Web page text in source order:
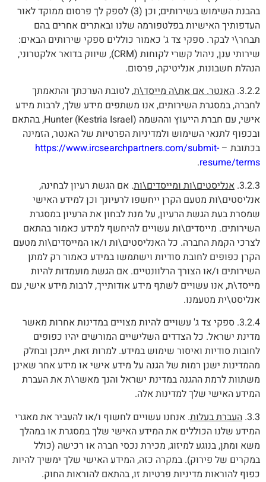
בהבנת השימוש בשירותים; וכן (3) לספק לך פרסום ממוקד לאור
העדפותיך האישיות בפלטפורמה שלנו ובאתרים אחרים בהם
תבחר\י לבקר. ספקי צד ג' כאמור כוללים ספקי שירותים הבאים:
שירותי ענן, ניהול קשרי לקוחות (CRM), שיווק בדואר אלקטרוני,
הנהלת חשבונות, אנליטיקה, פרסום.
3.2.2. האנטר. אם את\ה מייסד\ת, לטובת הערכתך והתאמתך
לחברה, במסגרת השירותים, אנו משתפים מידע שלך, לרבות מידע
אישי, עם חברת הייעוץ וההשמה Hunter (Kestria Israel), בהתאם
ובכפוף לתנאי השימוש ולמדיניות הפרטיות של האנטר, הזמינה
בכתובת – https://www.ircsearchpartners.com/submit-
resume/terms
.
3.2.3. אנליסטים\ות ומייסדים\ות. אם הגשת רעיון לבחינה,
אנליסטים\ות מטעם הקרן ייחשפו לרעיונך וכן למידע האישי
שמסרת בעת הגשת הרעיון, על מנת לבחון את הרעיון במסגרת
השירותים. מייסדים\ות עשויים להיחשף למידע כאמור בהתאם
לצרכי הקמת החברה. כל האנליסטים\ות ו/או המייסדים\ות מטעם
הקרן כפופים לחובת סודיות וישתמשו במידע כאמור רק למתן
השירותים ו/או הצורך הרלוונטיים. אם הגשת מועמדות להיות
מייסד\ת, אנו עשויים לשתף מידע אודותייך, לרבות מידע אישי, עם
אנליסט\ית מטעמנו.
3.2.4. ספקי צד ג' עשויים להיות מצויים במדינות אחרות מאשר
מדינת ישראל. כל הצדדים השלישיים המורשים יהיו כפופים
לחובות סודיות ואיסור שימוש במידע. למרות זאת, ייתכן ובחלק
מהמדינות ישנן רמות של הגנה על מידע אישי או מידע אחר שאינן
משתוות לרמת ההגנה במדינת ישראל והנך מאשר\ת את העברת
המידע האישי שלך למדינות אלה.
3.3. העברת בעלות. אנחנו עשויים לחשוף ו/או להעביר את מאגרי
המידע שלנו הכוללים את המידע האישי שלך במסגרת או במהלך
משא ומתן, בנוגע למיזוג, מכירת נכסי חברה או רכישה (כולל
במקרים של פירוק). במקרה כזה, המידע האישי שלך ימשיך להיות
כפוף להוראות מדיניות פרטיות זו, בהתאם להוראות החוק.